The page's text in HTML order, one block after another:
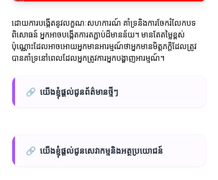
ដោយការបង្កើតនូវលក្ខណៈសហការណ៍ គាំទ្រនិងការចែករំលែកបទ
ពិសោធន៍ អ្នកអាចបង្កើតការតភ្ជាប់ដ៏មានន័យ។ មានតែតម្លៃខ្ពស់
ប៉ុណ្ណោះដែលអាចអោយអ្នកមានអារម្មណ៍ថាអ្នកមានមិត្តភក្តិដែលត្រូវ
បានគាំទ្រនៅពេលដែលអ្នកត្រូវការអ្នកបង្ហាញអារម្មណ៍។
🔗 យើងខ្ញុំផ្តល់ជូនព័ត៌មានថ្មីៗ
🔗 យើងខ្ញុំផ្តល់ជូនសេវាកម្មនិងអត្ថប្រយោជន៍